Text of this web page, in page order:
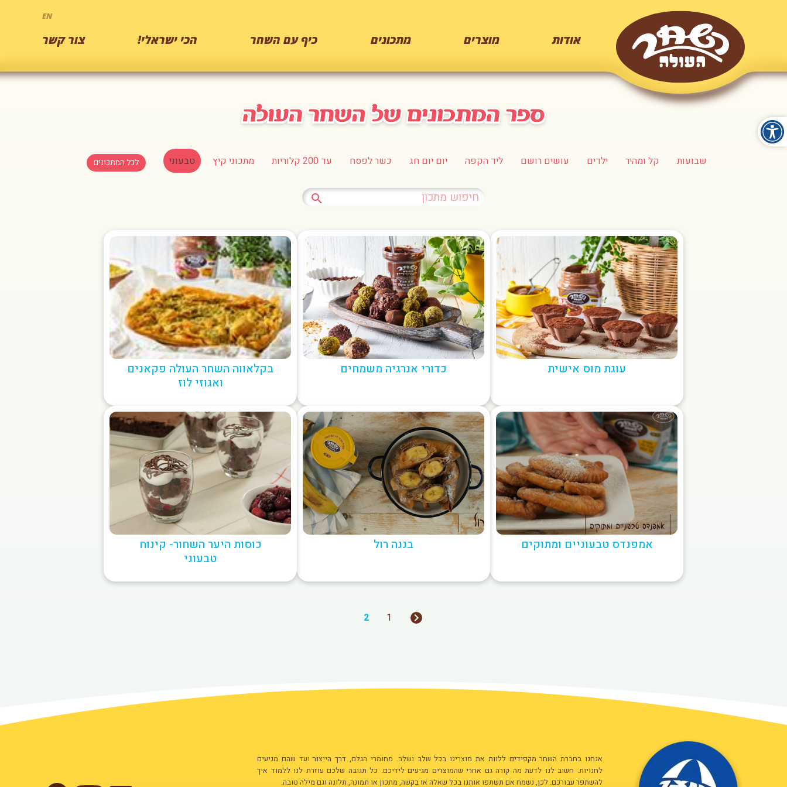
EN
אודות מוצרים מתכונים כיף עם השחר הכי ישראלי! צור קשר
שבועות קל ומהיר ילדים עושים רושם ליד הקפה יום יום חג כשר לפסח עד 200 קלוריות מתכוני קיץ טבעוני לכל המתכונים
עוגת מוס אישית כדורי אנרגיה משמחים
בקלאווה השחר העולה פקאנים
ואגוזי לוז
אמפנדס טבעוניים ומתוקים בננה רול
כוסות היער השחור- קינוח
טבעוני
1
2
אנחנו בחברת השחר מקפידים ללוות את מוצרינו בכל שלב ושלב. מחומרי הגלם, דרך הייצור ועד שהם מגיעים
לחנויות. חשוב לנו לדעת מה קורה גם אחרי שהמוצרים מגיעים לידיכם. כל תגובה שלכם עוזרת לנו ללמוד איך
להשתפר עבורכם. לכן, נשמח אם תשתפו אותנו בכל שאלה או בקשה, מתכון או תמונה, תלונה וגם מילה טובה.